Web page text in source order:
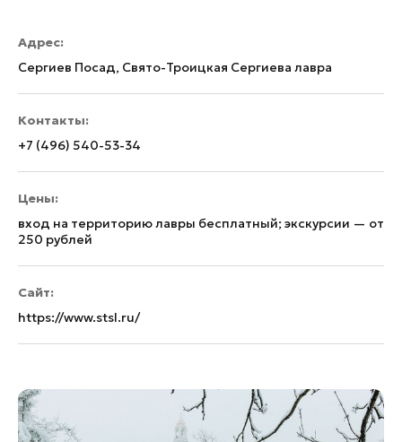
Адрес:
Сергиев Посад, Свято-Троицкая Сергиева лавра
Контакты:
+7 (496) 540-53-34
Цены:
вход на территорию лавры бесплатный; экскурсии — от
250 рублей
Сайт:
https://www.stsl.ru/